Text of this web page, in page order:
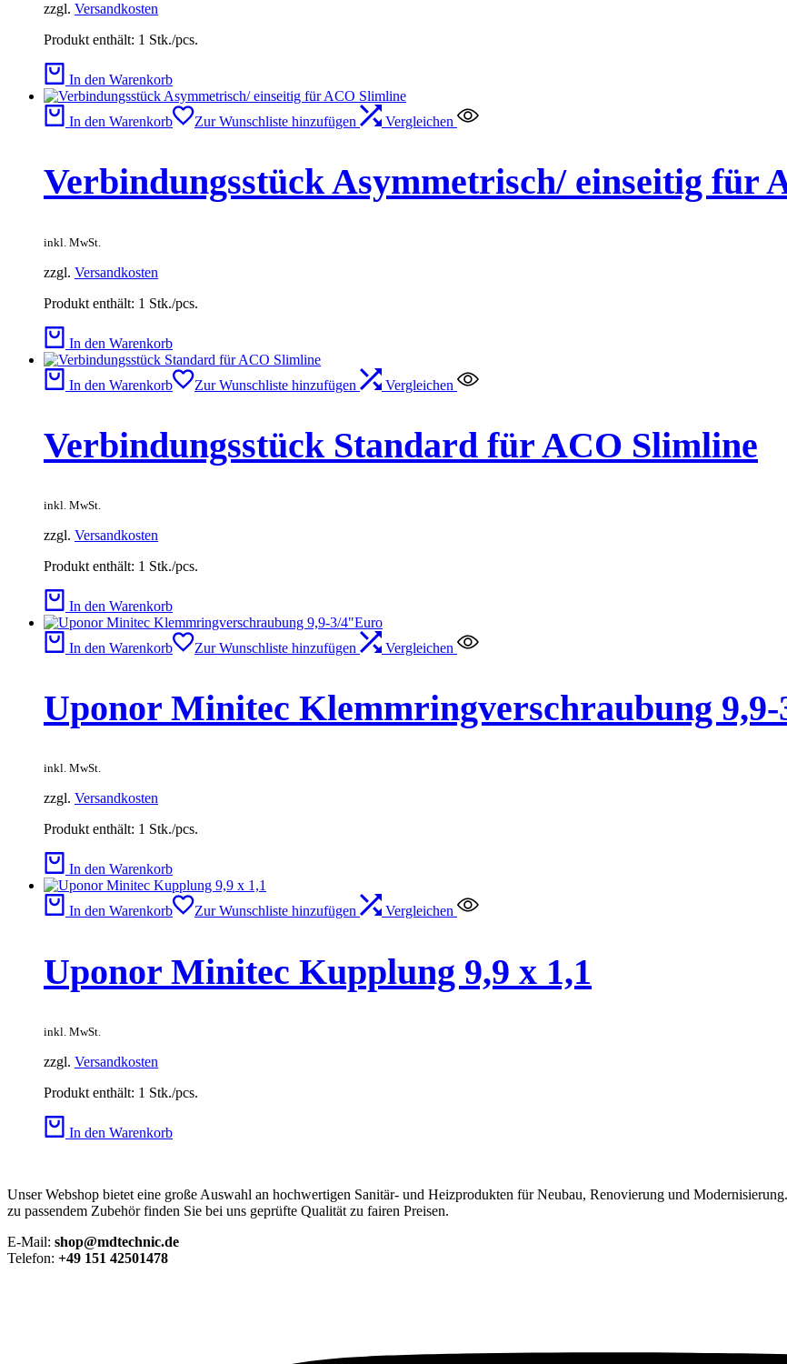
zzgl. Versandkosten
Produkt enthält: 1 Stk./pcs.
In den Warenkorb
In den Warenkorb Zur Wunschliste hinzufügen Vergleichen
Verbindungsstück Asymmetrisch/ einseitig für
inkl. MwSt.
zzgl. Versandkosten
Produkt enthält: 1 Stk./pcs.
In den Warenkorb
In den Warenkorb Zur Wunschliste hinzufügen Vergleichen
Verbindungsstück Standard für ACO Slimline
inkl. MwSt.
zzgl. Versandkosten
Produkt enthält: 1 Stk./pcs.
In den Warenkorb
In den Warenkorb Zur Wunschliste hinzufügen Vergleichen
Uponor Minitec Klemmringverschraubung
inkl. MwSt.
zzgl. Versandkosten
Produkt enthält: 1 Stk./pcs.
In den Warenkorb
In den Warenkorb Zur Wunschliste hinzufügen Vergleichen
Uponor Minitec Kupplung 9,9 x 1,1
inkl. MwSt.
zzgl. Versandkosten
Produkt enthält: 1 Stk./pcs.
In den Warenkorb
Unser Webshop bietet eine große Auswahl an hochwertigen Sanitär- und Heizprodukten für Neubau, Renovierung und
zu passendem Zubehör finden Sie bei uns geprüfte Qualität zu fairen Preisen.
E-Mail: shop@mdtechnic.de
Telefon: +49 151 42501478